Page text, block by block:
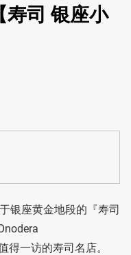
寿司 银座小
银座黄金地段的『寿司
得一访的寿司名店。